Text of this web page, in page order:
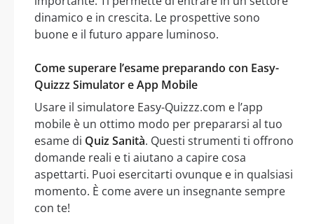
dinamico e in crescita. Le prospettive sono
buone e il futuro appare luminoso.
Come superare l’esame preparando con Easy-
Quizzz Simulator e App Mobile
Usare il simulatore Easy-Quizzz.com e l’app
mobile è un ottimo modo per prepararsi al tuo
esame di Quiz Sanità. Questi strumenti ti offrono
domande reali e ti aiutano a capire cosa
aspettarti. Puoi esercitarti ovunque e in qualsiasi
momento. È come avere un insegnante sempre
con te!